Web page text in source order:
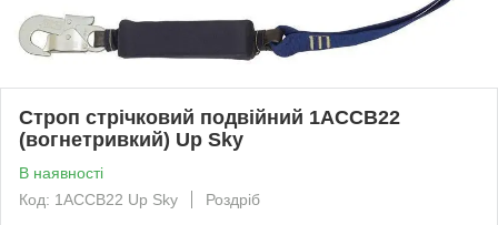
Строп стрічковий подвійний 1АССВ22
(вогнетривкий) Up Sky
В наявності
Код: 1АССВ22 Up Sky
Роздріб